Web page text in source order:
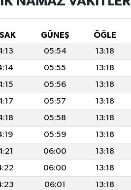
GÜNEŞ ÖĞLE
05:54 13:18
05:55 13:18
05:56 13:18
05:57 13:18
05:58 13:18
05:59 13:18
06:00 13:18
06:00 13:18
06:01 13:18